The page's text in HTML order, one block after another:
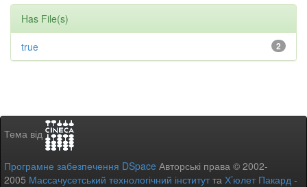
Has File(s)
2
true
Тема від
Програмне забезпечення DSpace Авторські права © 2002-
2005 Массачусетський технологічний інститутта Х’юлет Пакард -